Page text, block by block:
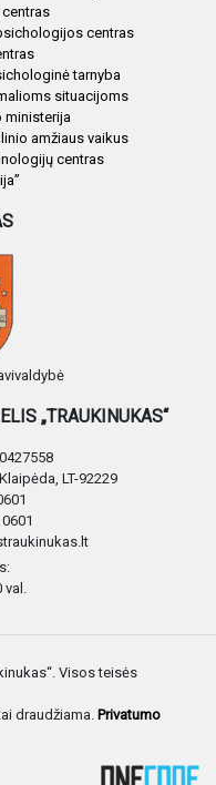
centras
tarnyba
situacijoms
ministerija
amžiaus vaikus
centras
„TRAUKINUKAS“
LT-92229
val.
Visos teisės
draudžiama. Privatumo